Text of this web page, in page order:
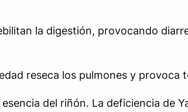
la digestión, provocando
reseca los pulmones y provoca
del riñón. La deficiencia de